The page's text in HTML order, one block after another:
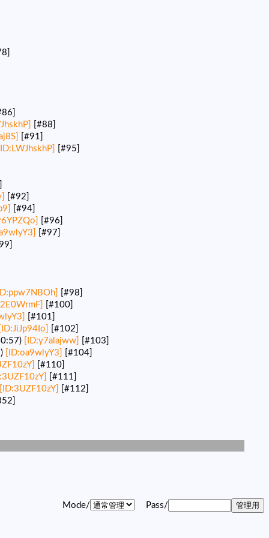
[#88]
[#91]
[ID:LWJhskhP] [#95]
[#92]
[#94]
[#96]
[#97]
[#98]
[#100]
[#101]
[ID:JiJp94Io] [#102]
[ID:y7alajww] [#103]
[ID:oa9wlyY3] [#104]
[#110]
[#111]
[ID:3UZF10zY] [#112]
Mode/
Pass/